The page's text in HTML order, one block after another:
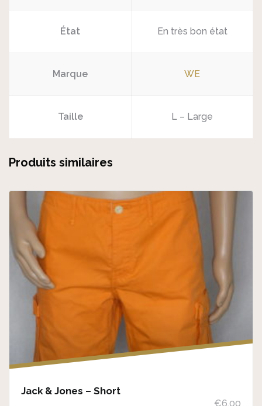
État En très bon état
Marque WE
Taille L – Large
Produits similaires
Jack & Jones – Short
€6,00